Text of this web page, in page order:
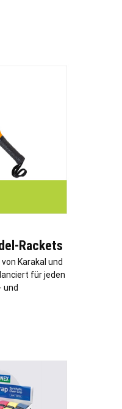
Rackets
Karakal und
für jeden
und